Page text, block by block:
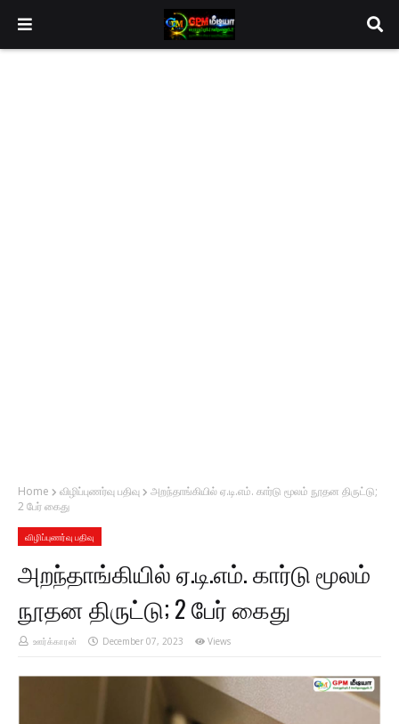
Home விழிப்புணர்வு பதிவு
அறந்தாங்கியில் ஏ.டி.எம். கார்டு மூலம் நூதன திருட்டு;
2 பேர் கைது
விழிப்புணர்வு பதிவு
அறந்தாங்கியில் ஏ.டி.எம். கார்டு மூலம்
நூதன திருட்டு; 2 பேர் கைது
ஊர்க்காரன் December 07, 2023 Views